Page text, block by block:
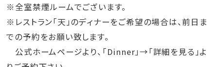
※全室禁煙ルームでございます。
※レストラン「天」のディナーをご希望の場合は、前日ま
での予約をお願い致します。
公式ホームページより、「Dinner」→「詳細を見る」よ